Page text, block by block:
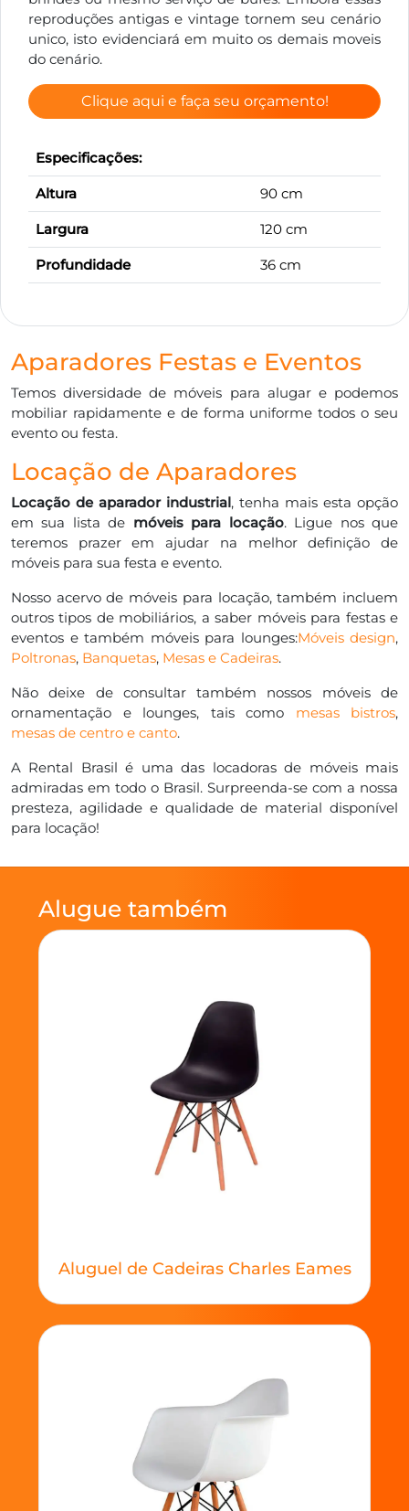
reproduções antigas e vintage tornem seu cenário
unico, isto evidenciará em muito os demais moveis
do cenário.
Clique aqui e faça seu orçamento!
Especificações:
Altura 90 cm
Largura 120 cm
Profundidade 36 cm
Aparadores Festas e Eventos
Temos diversidade de móveis para alugar e podemos
mobiliar rapidamente e de forma uniforme todos o seu
evento ou festa.
Locação de Aparadores
Locação de aparador industrial, tenha mais esta opção
em sua lista de móveis para locação. Ligue nos que
teremos prazer em ajudar na melhor definição de
móveis para sua festa e evento.
Nosso acervo de móveis para locação, também incluem
outros tipos de mobiliários, a saber móveis para festas e
eventos e também móveis para lounges:Móveis design,
Poltronas, Banquetas, Mesas e Cadeiras.
Não deixe de consultar também nossos móveis de
ornamentação e lounges, tais como mesas bistros,
mesas de centro e canto.
A Rental Brasil é uma das locadoras de móveis mais
admiradas em todo o Brasil. Surpreenda-se com a nossa
presteza, agilidade e qualidade de material disponível
para locação!
Alugue também
Aluguel de Cadeiras Charles Eames